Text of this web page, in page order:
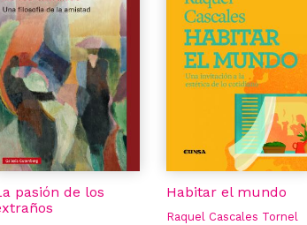
pasión de los
Habitar el mundo
Raquel Cascales Tornel